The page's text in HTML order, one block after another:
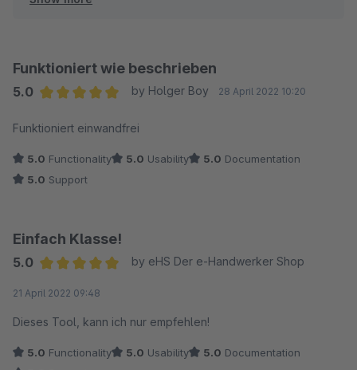
Funktioniert wie beschrieben
5.0
by Holger Boy 28 April 2022 10:20
Funktioniert einwandfrei
5.0 Functionality 5.0 Usability 5.0 Documentation
5.0 Support
Einfach Klasse!
5.0
by eHS Der e-Handwerker Shop
21 April 2022 09:48
Dieses Tool, kann ich nur empfehlen!
5.0 Functionality 5.0 Usability 5.0 Documentation